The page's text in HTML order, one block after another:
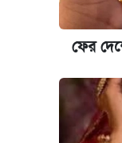
ফের